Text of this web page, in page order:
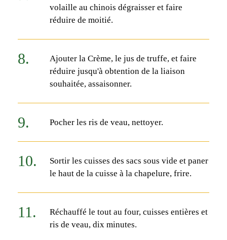
volaille au chinois dégraisser et faire
réduire de moitié.
Ajouter la Crème, le jus de truffe, et faire
réduire jusqu'à obtention de la liaison
souhaitée, assaisonner.
Pocher les ris de veau, nettoyer.
Sortir les cuisses des sacs sous vide et paner
le haut de la cuisse à la chapelure, frire.
Réchauffé le tout au four, cuisses entières et
ris de veau, dix minutes.